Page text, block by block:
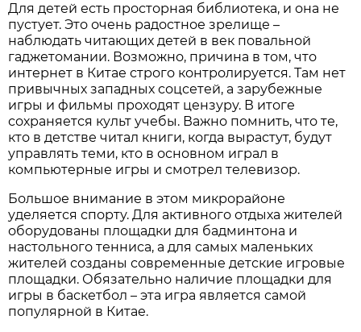
Для детей есть просторная библиотека, и она не
пустует. Это очень радостное зрелище –
наблюдать читающих детей в век повальной
гаджетомании. Возможно, причина в том, что
интернет в Китае строго контролируется. Там нет
привычных западных соцсетей, а зарубежные
игры и фильмы проходят цензуру. В итоге
сохраняется культ учебы. Важно помнить, что те,
кто в детстве читал книги, когда вырастут, будут
управлять теми, кто в основном играл в
компьютерные игры и смотрел телевизор.
Большое внимание в этом микрорайоне
уделяется спорту. Для активного отдыха жителей
оборудованы площадки для бадминтона и
настольного тенниса, а для самых маленьких
жителей созданы современные детские игровые
площадки. Обязательно наличие площадки для
игры в баскетбол – эта игра является самой
популярной в Китае.